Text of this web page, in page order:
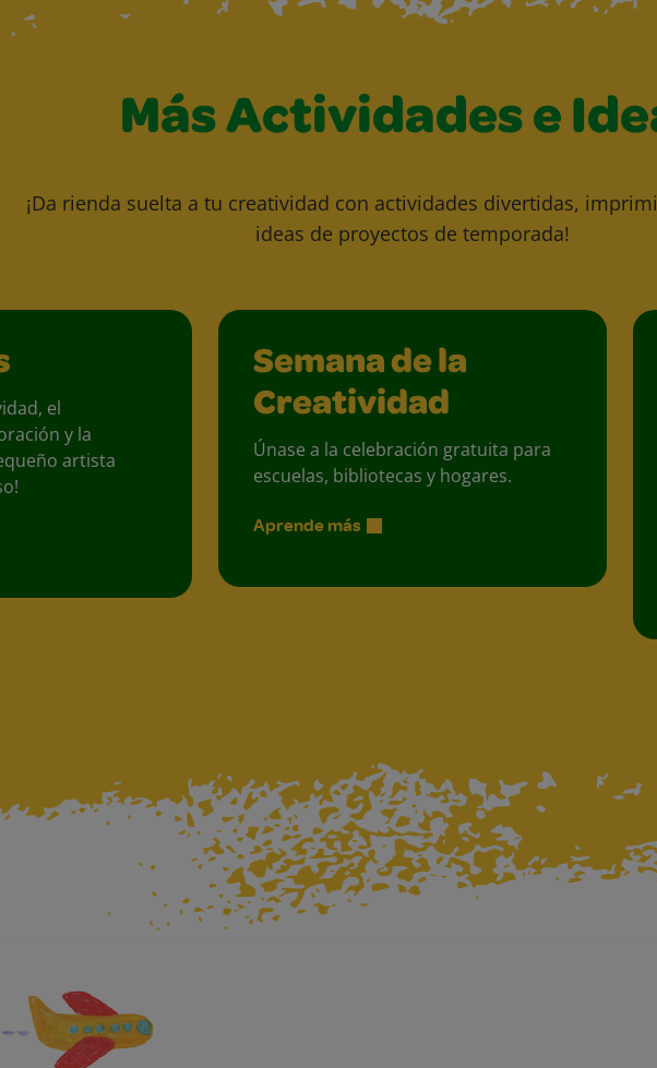
Más Actividades e
¡Da rienda suelta a tu creatividad con actividades divertidas,
ideas de proyectos de temporada!
el
y la
artista
Semana de la
Creatividad
Únase a la celebración gratuita para
escuelas, bibliotecas y hogares.
Aprende más